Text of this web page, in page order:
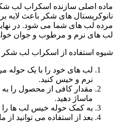
ماده اصلی سازنده اسکراب لب
نانوکریستال های شکر باعث لایه
مرده لب های شما می شود. در
لب های نرم و مرطوب و جوان
شیوه استفاده از اسکراب لب شکر
لب های خود را با یک حوله
نرم و خیس کنید.
ماساژ دهید.
به کمک حوله خیس لب ها را
بعد از استفاده می توانید